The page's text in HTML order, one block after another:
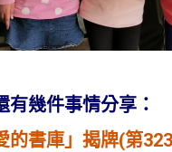
有幾件事情分享：
的書庫」揭牌(第